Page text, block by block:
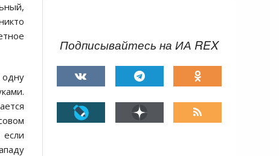
одну
Подписывайтесь на ИА REX